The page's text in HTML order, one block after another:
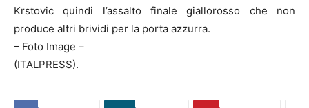
Krstovic quindi l’assalto finale giallorosso che non
produce altri brividi per la porta azzurra.
– Foto Image –
(ITALPRESS).